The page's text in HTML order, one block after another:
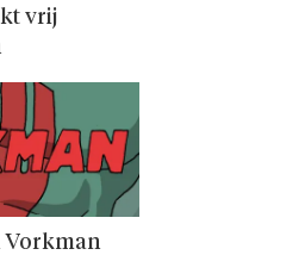
vrij
Vorkman